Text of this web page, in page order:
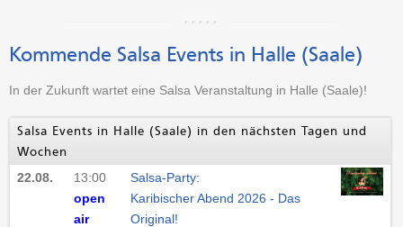
Kommende Salsa Events in Halle (Saale)
In der Zukunft wartet eine Salsa Veranstaltung in Halle (Saale)!
Salsa Events in Halle (Saale) in den nächsten Tagen und
Wochen
22.08.
13:00
open
air
Salsa-Party:
Karibischer Abend 2026 - Das
Original!